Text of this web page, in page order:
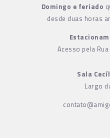
Domingo e feriado
desde duas horas
Acesso pela
Sala
Largo